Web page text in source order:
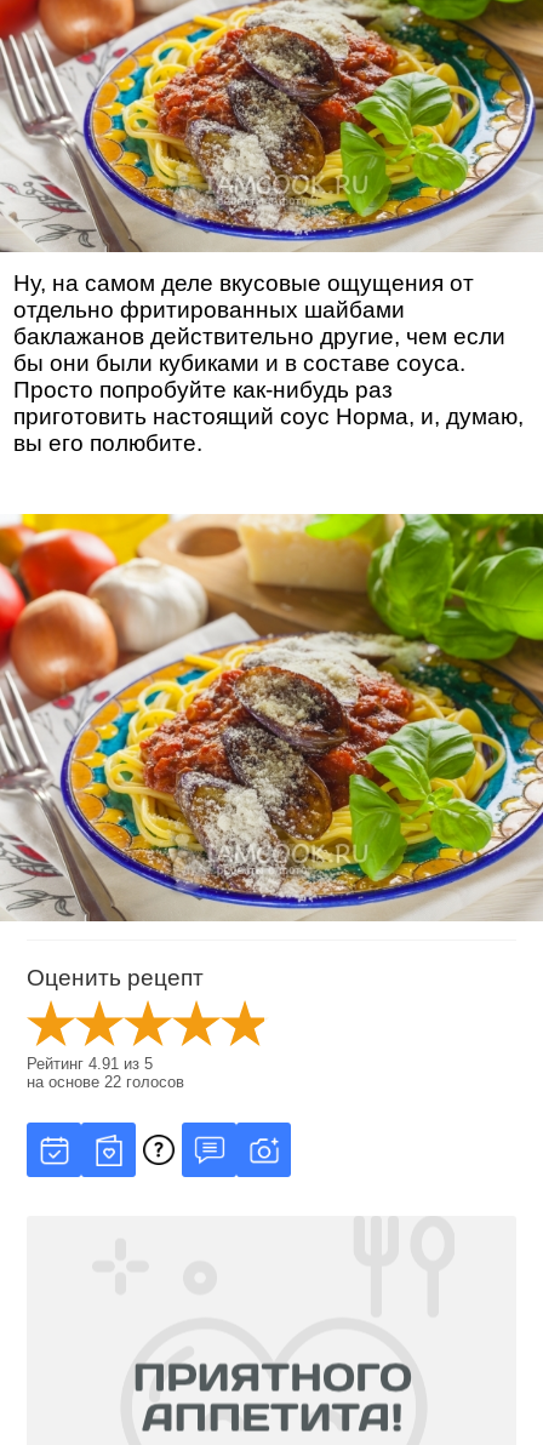
Ну, на самом деле вкусовые ощущения от
отдельно фритированных шайбами
баклажанов действительно другие, чем если
бы они были кубиками и в составе соуса.
Просто попробуйте как-нибудь раз
приготовить настоящий соус Норма, и, думаю,
вы его полюбите.
Оценить рецепт
Рейтинг4.91 из5
на основе22 голосов